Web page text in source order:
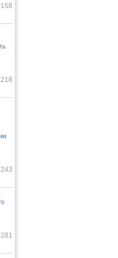
158
218
243
281